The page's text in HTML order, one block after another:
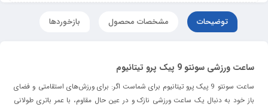
توضیحات مشخصات محصول بازخوردها
ساعت ورزشی سونتو 9 پیک پرو تیتانیوم
ساعت سونتو 9 پیک پرو تیتانیوم برای شماست اگر: برای ورزش‌های استقامتی و فضای
باز خود به دنبال یک ساعت ورزشی نازک و در عین حال مقاوم، با عمر باتری طولانی